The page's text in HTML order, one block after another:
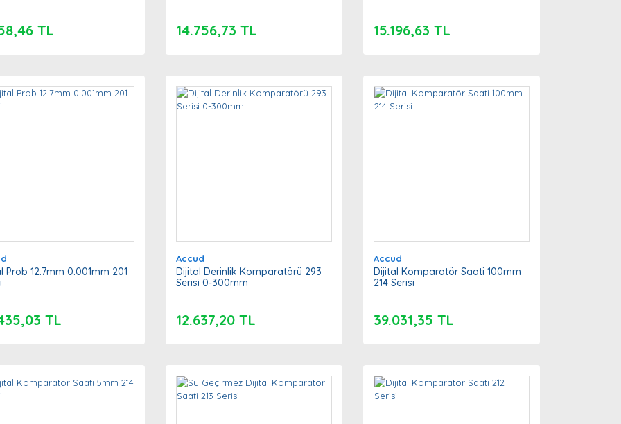
TL 14.756,73 TL 15.196,63 TL
Prob 12.7mm 0.001mm 201
TL
Accud
Dijital Derinlik Komparatörü 293
Serisi 0-300mm
12.637,20 TL
Accud
Dijital Komparatör Saati 100mm
214 Serisi
39.031,35 TL